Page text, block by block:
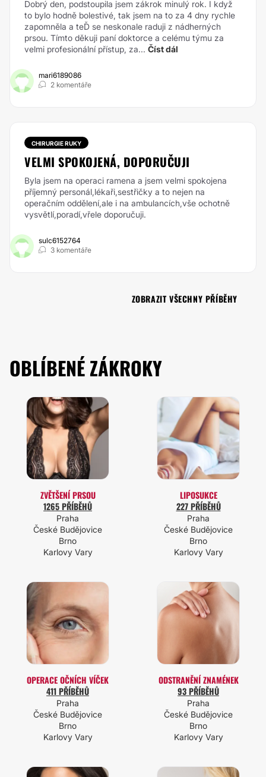
Dobrý den, podstoupila jsem zákrok minulý rok. I když
to bylo hodně bolestivé, tak jsem na to za 4 dny rychle
zapomněla a teĎ se neskonale raduji z nádherných
prsou. Tímto děkuji paní doktorce a celému týmu za
velmi profesionální přístup, za... Číst dál
mari6189086
2 komentáře
CHIRURGIE RUKY
VELMI SPOKOJENÁ, DOPORUČUJI
Byla jsem na operaci ramena a jsem velmi spokojena
příjemný personál,lékaři,sestřičky a to nejen na
operačním oddělení,ale i na ambulancích,vše ochotně
vysvětlí,poradí,vřele doporučuji.
sulc6152764
3 komentáře
ZOBRAZIT VŠECHNY PŘÍBĚHY
OBLÍBENÉ ZÁKROKY
ZVĚTŠENÍ PRSOU
1265 PŘÍBĚHŮ
Praha
České Budějovice
Brno
Karlovy Vary
LIPOSUKCE
227 PŘÍBĚHŮ
Praha
České Budějovice
Brno
Karlovy Vary
OPERACE OČNÍCH VÍČEK
411 PŘÍBĚHŮ
Praha
České Budějovice
Brno
Karlovy Vary
ODSTRANĚNÍ ZNAMÉNEK
93 PŘÍBĚHŮ
Praha
České Budějovice
Brno
Karlovy Vary